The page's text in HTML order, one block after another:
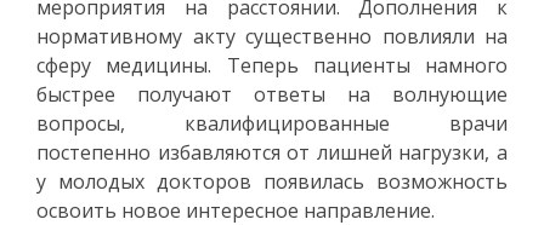
мероприятия на расстоянии. Дополнения к
нормативному акту существенно повлияли на
сферу медицины. Теперь пациенты намного
быстрее получают ответы на волнующие
вопросы, квалифицированные врачи
постепенно избавляются от лишней нагрузки, а
у молодых докторов появилась возможность
освоить новое интересное направление.